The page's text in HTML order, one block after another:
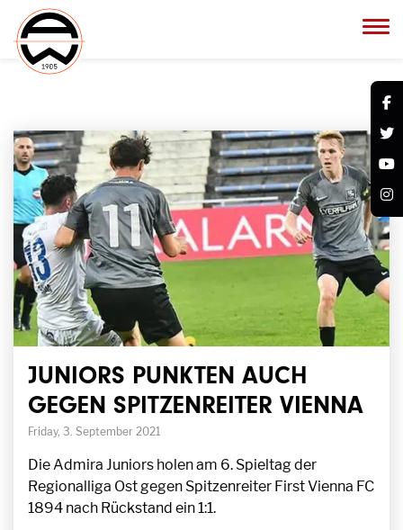
JUNIORS PUNKTEN AUCH
GEGEN SPITZENREITER VIENNA
Friday, 3. September 2021
Die Admira Juniors holen am 6. Spieltag der
Regionalliga Ost gegen Spitzenreiter First Vienna FC
1894 nach Rückstand ein 1:1.